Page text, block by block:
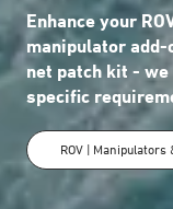
Enhance your
manipulator add-
net patch kit -
specific
ROV | Manipulators